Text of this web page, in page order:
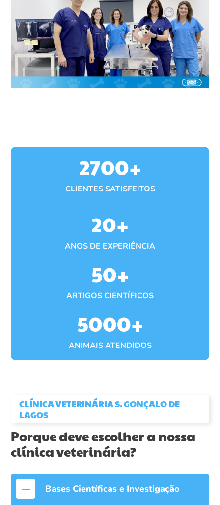
2700+
CLIENTES SATISFEITOS
20+
ANOS DE EXPERIÊNCIA
50+
ARTIGOS CIENTÍFICOS
5000+
ANIMAIS ATENDIDOS
CLÍNICA VETERINÁRIA S. GONÇALO DE
LAGOS
Porque deve escolher a nossa
clínica veterinária?
Bases Científicas e Investigação